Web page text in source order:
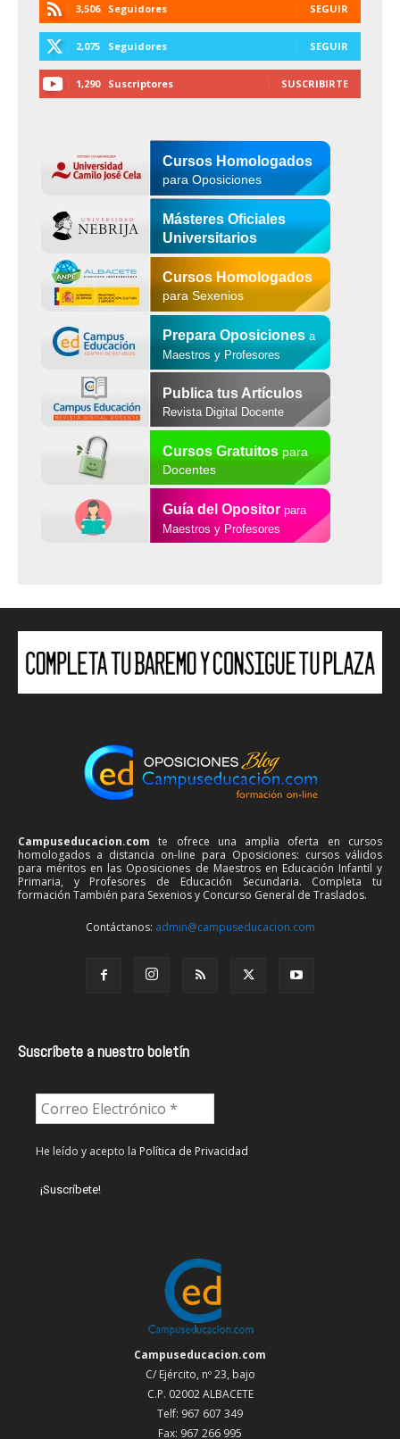
3,506 Seguidores SEGUIR
2,075 Seguidores SEGUIR
1,290 Suscriptores SUSCRIBIRTE
Cursos Homologados
para Oposiciones
Másteres Oficiales
Universitarios
Cursos Homologados
para Sexenios
Prepara Oposiciones a
Maestros y Profesores
Publica tus Artículos
Revista Digital Docente
Cursos Gratuitospara
Docentes
Guía del Opositor para
Maestros y Profesores
Campuseducacion.com te ofrece una amplia oferta en cursos
homologados a distancia on-line para Oposiciones: cursos válidos
para méritos en las Oposiciones de Maestros en Educación Infantil y
Primaria, y Profesores de Educación Secundaria. Completa tu
formación También para Sexenios y Concurso General de Traslados.
Contáctanos: admin@campuseducacion.com
Suscríbete a nuestro boletín
He leído y acepto la Política de Privacidad
Campuseducacion.com
C/ Ejército, nº 23, bajo
C.P. 02002 ALBACETE
Telf: 967 607 349
Fax: 967 266 995